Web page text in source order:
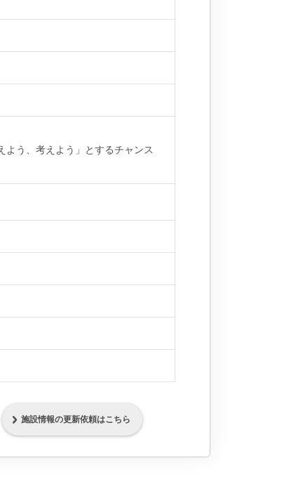
よう、考えよう」とするチャンス
施設情報の更新依頼はこちら